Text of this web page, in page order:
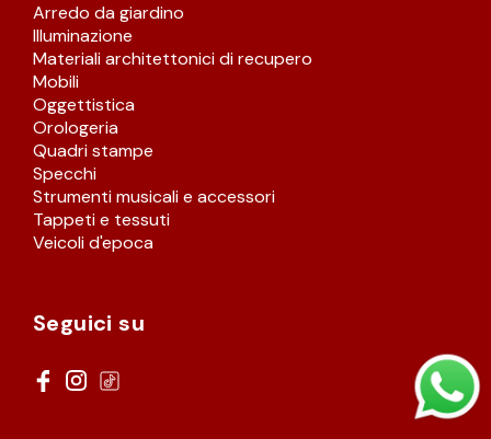
VEICOLI D’EPOCA
Arredo da giardino
Illuminazione
Materiali architettonici di recupero
Mobili
Oggettistica
Orologeria
Quadri stampe
Specchi
Strumenti musicali e accessori
Tappeti e tessuti
Veicoli d'epoca
Seguici su